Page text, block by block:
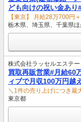
ども向けの祝い金あり
【東京】 月給28万700円＋
栃木県、埼玉県、千葉県
株式会社ラッセルエステー
買取再販営業#月給60
ィブで月収100万円越
＼1件の売り上げにつき最
東京都